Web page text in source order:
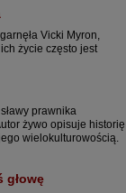
Vicki Myron,
życie często jest
prawnika
żywo opisuje historię
wielokulturowością.
głowę